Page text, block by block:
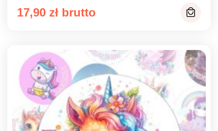
17,90 zł